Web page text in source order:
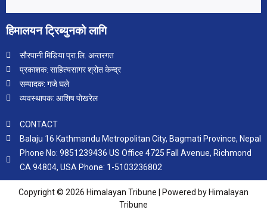
हिमालयन ट्रिब्युनको लागि
सौरपानी मिडिया प्रा.लि. अन्तरगत
प्रकाशक: साहित्यसागर श्रोत केन्द्र
सम्पादक: गजे घले
व्यवस्थापक: आशिष पोखरेल
CONTACT
Balaju 16 Kathmandu Metropolitan City, Bagmati Province, Nepal
Phone No: 9851239436 US Office 4725 Fall Avenue, Richmond
CA 94804, USA Phone: 1-5103236802
Copyright © 2026 Himalayan Tribune | Powered by Himalayan
Tribune